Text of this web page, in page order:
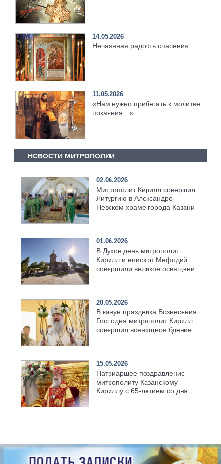
14.05.2026
Нечаянная радость спасения
11.05.2026
«Нам нужно прибегать к молитве
покаяния…»
НОВОСТИ МИТРОПОЛИИ
02.06.2026
Митрополит Кирилл совершил
Литургию в Александро-
Невском храме города Казани
01.06.2026
В Духов день митрополит
Кирилл и епископ Мефодий
совершили великое освящение
20.05.2026
В канун праздника Вознесения
Господня митрополит Кирилл
совершил всенощное бдение в
15.05.2026
Патриаршее поздравление
митрополиту Казанскому
Кириллу с 65-летием со дня